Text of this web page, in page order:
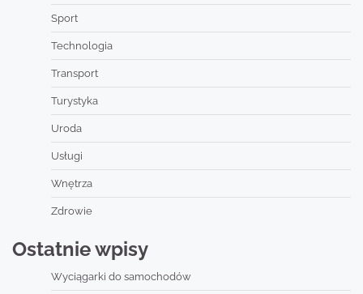
Sport
Technologia
Transport
Turystyka
Uroda
Usługi
Wnętrza
Zdrowie
Ostatnie wpisy
Wyciągarki do samochodów